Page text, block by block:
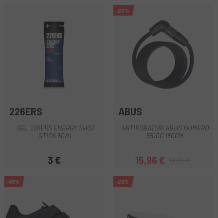
226ERS
GEL 226ERS ENERGY SHOT
STICK 60ML
Preu
3 €
-20%
ABUS
ANTIROBATORI ABUS NUMERO
5510C 180CM
Preu
15,96 €Preu regular
-63% -25%